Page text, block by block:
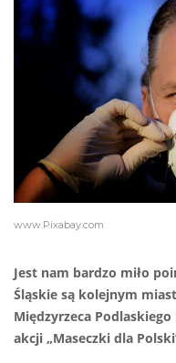
www.Pixabay.com
Jest nam bardzo miło
Śląskie są kolejnym
Międzyrzeca
akcji „Maseczki dla